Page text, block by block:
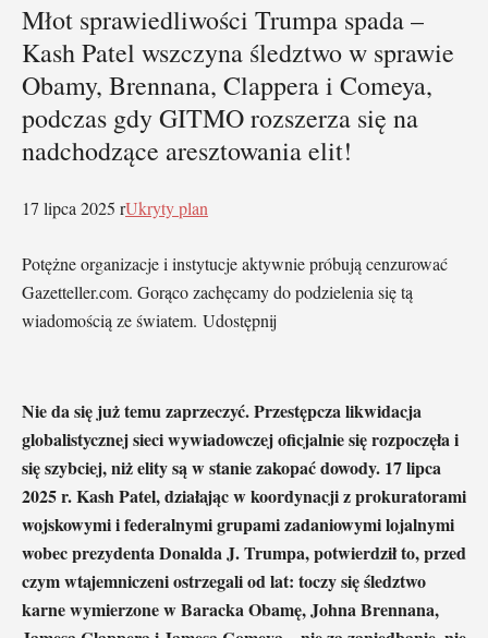
Młot sprawiedliwości Trumpa spada –
Kash Patel wszczyna śledztwo w sprawie
Obamy, Brennana, Clappera i Comeya,
podczas gdy GITMO rozszerza się na
nadchodzące aresztowania elit!
17 lipca 2025 rUkryty plan
Potężne organizacje i instytucje aktywnie próbują cenzurować
Gazetteller.com. Gorąco zachęcamy do podzielenia się tą
wiadomością ze światem. Udostępnij
Nie da się już temu zaprzeczyć. Przestępcza likwidacja
globalistycznej sieci wywiadowczej oficjalnie się rozpoczęła i
się szybciej, niż elity są w stanie zakopać dowody. 17 lipca
2025 r. Kash Patel, działając w koordynacji z prokuratorami
wojskowymi i federalnymi grupami zadaniowymi lojalnymi
wobec prezydenta Donalda J. Trumpa, potwierdził to, przed
czym wtajemniczeni ostrzegali od lat: toczy się śledztwo
karne wymierzone w Baracka Obamę, Johna Brennana,